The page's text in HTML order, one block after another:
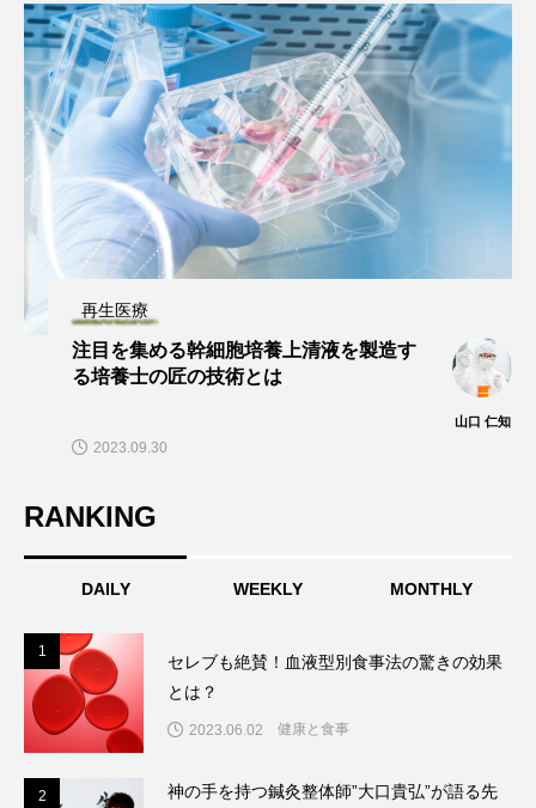
再生医療
注目を集める幹細胞培養上清液を製造す
る培養士の匠の技術とは
山口 仁知
2023.09.30
RANKING
DAILY WEEKLY MONTHLY
1
セレブも絶賛！血液型別食事法の驚きの効果
とは？
2023.06.02 健康と食事
2
神の手を持つ鍼灸整体師”大口貴弘”が語る先